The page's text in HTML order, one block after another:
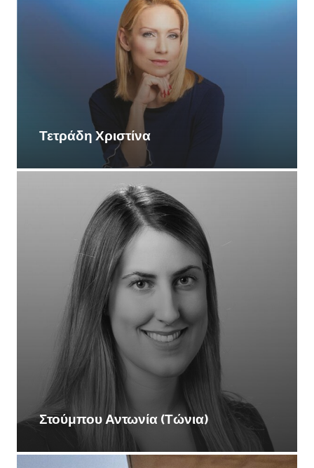
Τετράδη Χριστίνα
Στούμπου Αντωνία (Τώνια)